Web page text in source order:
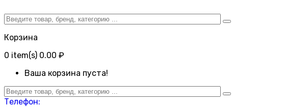
Корзина
0 item(s) 0.00 ₽
Ваша корзина пуста!
Телефон: